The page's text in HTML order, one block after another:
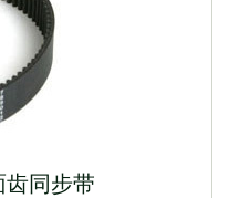
齿同步带